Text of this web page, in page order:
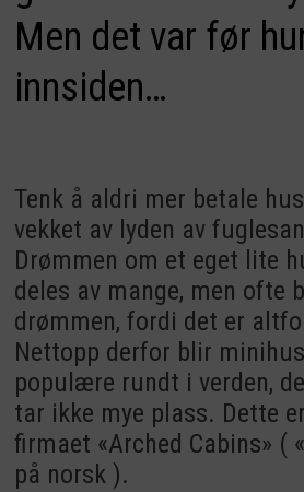
Men det var før
innsiden…
Tenk å aldri mer betale
vekket av lyden av
Drømmen om et eget lite
deles av mange, men ofte
drømmen, fordi det er
Nettopp derfor blir
populære rundt i verden,
tar ikke mye plass. Dette
firmaet «Arched Cabins» (
på norsk ).